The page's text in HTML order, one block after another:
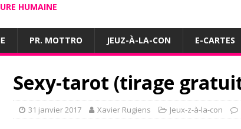
HUMAINE
PR. MOTTRO JEUZ-À-LA-CON E-CARTES
Sexy-tarot (tirage
31 janvier 2017 Xavier Rugiens Jeux-z-à-la-con